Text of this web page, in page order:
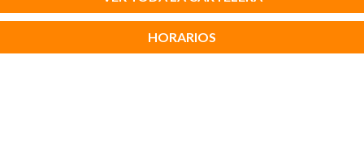
HORARIOS